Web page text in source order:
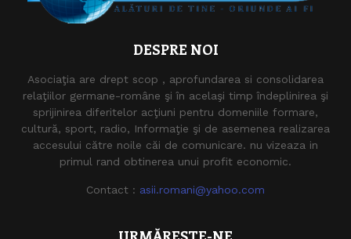
DESPRE NOI
Asociaţia are drept scop , aprofundarea si consolidarea
relaţiilor germane-române şi în acelaşi timp îndeplinirea şi
sprijinirea diferitelor acţiuni pentru domeniile formare,
cultură, sport, radio, Informaţie şi de asemenea realizarea
accesului către noile căi de comunicare. nu vizeaza in
primul rand obtinerea unui profit economic.
Contact : asii.romani@yahoo.com